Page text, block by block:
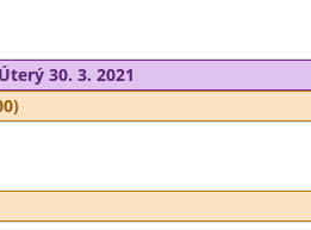
Úterý 30. 3. 2021